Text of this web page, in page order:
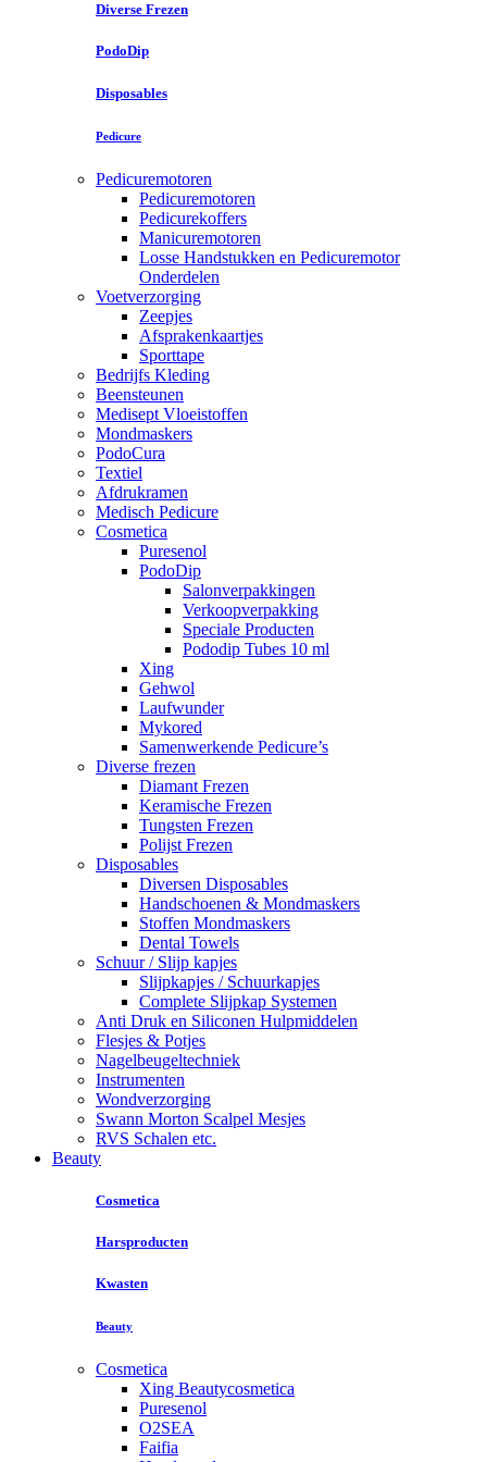
Diverse Frezen
PodoDip
Disposables
Pedicure
Pedicuremotoren
Pedicuremotoren
Pedicurekoffers
Manicuremotoren
Losse Handstukken en Pedicuremotor
Onderdelen
Voetverzorging
Zeepjes
Afsprakenkaartjes
Sporttape
Bedrijfs Kleding
Beensteunen
Medisept Vloeistoffen
Mondmaskers
PodoCura
Textiel
Afdrukramen
Medisch Pedicure
Cosmetica
Puresenol
PodoDip
Salonverpakkingen
Verkoopverpakking
Speciale Producten
Pododip Tubes 10 ml
Xing
Gehwol
Laufwunder
Mykored
Samenwerkende Pedicure’s
Diverse frezen
Diamant Frezen
Keramische Frezen
Tungsten Frezen
Polijst Frezen
Disposables
Diversen Disposables
Handschoenen & Mondmaskers
Stoffen Mondmaskers
Dental Towels
Schuur / Slijp kapjes
Slijpkapjes / Schuurkapjes
Complete Slijpkap Systemen
Anti Druk en Siliconen Hulpmiddelen
Flesjes & Potjes
Nagelbeugeltechniek
Instrumenten
Wondverzorging
Swann Morton Scalpel Mesjes
RVS Schalen etc.
Beauty
Cosmetica
Harsproducten
Kwasten
Beauty
Cosmetica
Xing Beautycosmetica
Puresenol
O2SEA
Faifia